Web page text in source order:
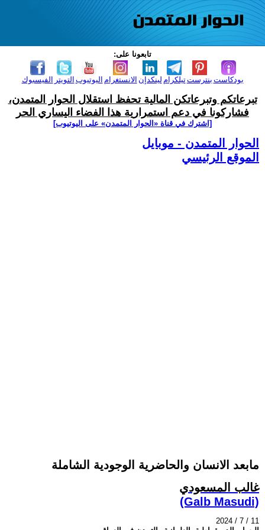
تابعونا على:
الفيسبوك التويتر اليوتيوب الانستغرام لينكدإن تيلكرامبنترست بودكاست
تبرعاتكم وتبرعاتكن المالية تحفظ استقلال الحوار المتمدن،
فشاركونا في دعم استمرارية هذا الفضاء اليساري الحر
[اشترك في قناة ‫«الحوار المتمدن» على اليوتيوب]
الحوار المتمدن - موبايل
الموقع الرئيسي
مابعد الانسان والحاضرية الوجودية الشاملة
غالب المسعودي
(Galb Masudi)
2024 / 7 / 11